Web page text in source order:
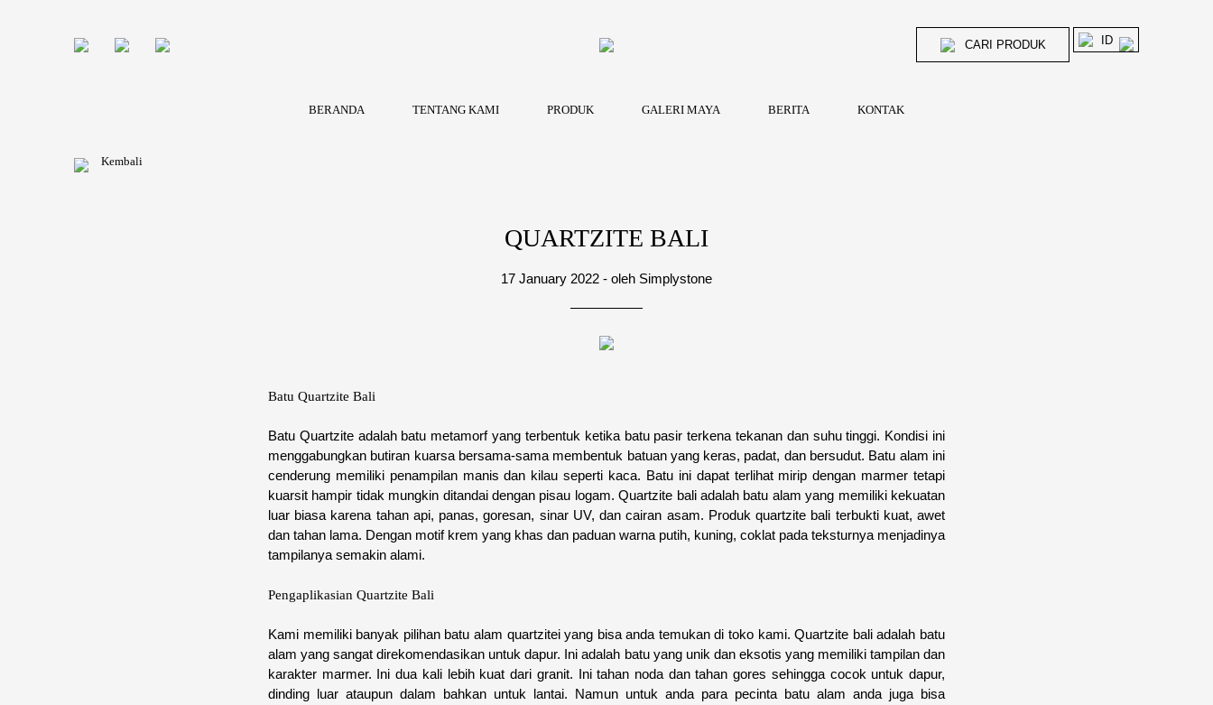
CARI PRODUK ID
BERANDA TENTANG KAMI PRODUK GALERI MAYA BERITA KONTAK
Kembali
QUARTZITE BALI
17 January 2022 - oleh Simplystone
Batu Quartzite Bali
Batu Quartzite adalah batu metamorf yang terbentuk ketika batu pasir terkena tekanan dan suhu tinggi. Kondisi ini
menggabungkan butiran kuarsa bersama-sama membentuk batuan yang keras, padat, dan bersudut. Batu alam ini
cenderung memiliki penampilan manis dan kilau seperti kaca. Batu ini dapat terlihat mirip dengan marmer tetapi
kuarsit hampir tidak mungkin ditandai dengan pisau logam. Quartzite bali adalah batu alam yang memiliki kekuatan
luar biasa karena tahan api, panas, goresan, sinar UV, dan cairan asam. Produk quartzite bali terbukti kuat, awet
dan tahan lama. Dengan motif krem yang khas dan paduan warna putih, kuning, coklat pada teksturnya menjadinya
tampilanya semakin alami.
Pengaplikasian Quartzite Bali
Kami memiliki banyak pilihan batu alam quartzitei yang bisa anda temukan di toko kami. Quartzite bali adalah batu
alam yang sangat direkomendasikan untuk dapur. Ini adalah batu yang unik dan eksotis yang memiliki tampilan dan
karakter marmer. Ini dua kali lebih kuat dari granit. Ini tahan noda dan tahan gores sehingga cocok untuk dapur,
dinding luar ataupun dalam bahkan untuk lantai. Namun untuk anda para pecinta batu alam anda juga bisa